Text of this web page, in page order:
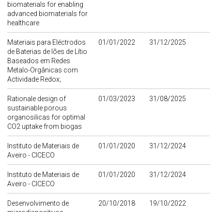
biomaterials for enabling
advanced biomaterials for
healthcare
Materiais para Eléctrodos
de Baterias de Iões de Lítio
Baseados em Redes
Metalo-Orgânicas com
Actividade Redox;
01/01/2022 31/12/2025
Rationale design of
sustainable porous
organosilicas for optimal
CO2 uptake from biogas
01/03/2023 31/08/2025
Instituto de Materiais de
Aveiro - CICECO
01/01/2020 31/12/2024
Instituto de Materiais de
Aveiro - CICECO
01/01/2020 31/12/2024
Desenvolvimento de
20/10/2018 19/10/2022